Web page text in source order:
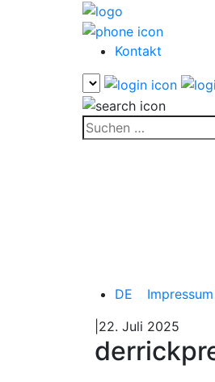
Kontakt
Suchen
nach:
DE
Impressum
|22. Juli 2025